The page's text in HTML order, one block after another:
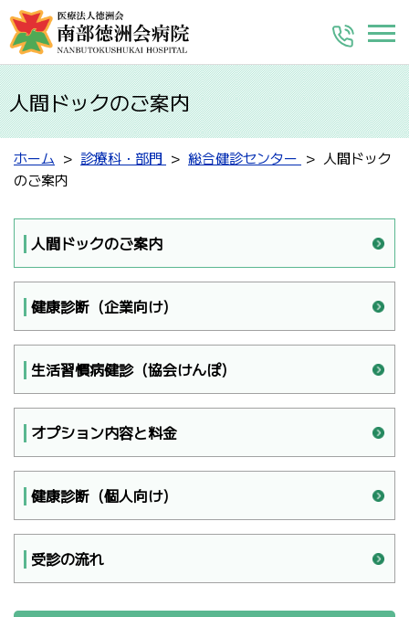
人間ドックのご案内
ホーム 診療科・部門 総合健診センター
人間ドック
のご案内
人間ドックのご案内
健康診断（企業向け）
生活習慣病健診（協会けんぽ）
オプション内容と料金
健康診断（個人向け）
受診の流れ